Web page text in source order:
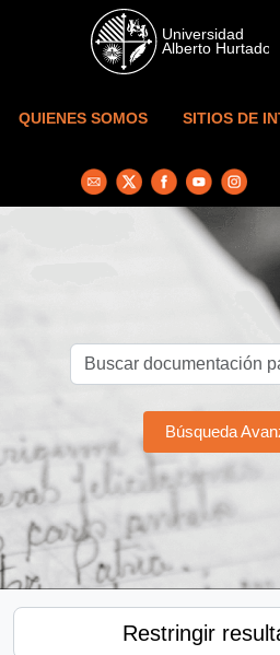
Skip to main content
QUIENES SOMOS SITIOS DE
Búsqueda
Restringir